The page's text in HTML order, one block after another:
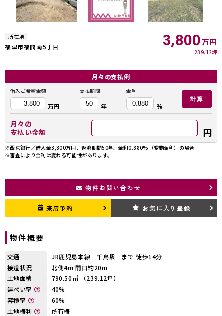
所在地
福津市福間南5丁目 3,800万円
239.12坪
月々の支払例
借入ご希望金額
万円
支払期間
年
金利
%
計算
月々の
支払い金額
円
※西京銀行／借入金3,800万円、返済期間50年、金利0.880%（変動金利）の場合
※審査により金利は変わる可能性があります。
物件お問い合わせ
来店予約 お気に入り登録
物件概要
交通
JR鹿児島本線 千鳥駅 まで 徒歩14分
接道状況
北側4m 間口約20m
土地面積
790.50㎡ （239.12坪）
建ぺい率
40%
容積率
60%
土地権利
所有権